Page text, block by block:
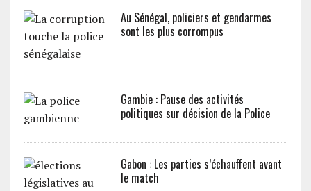
Au Sénégal, policiers et gendarmes
sont les plus corrompus
Gambie : Pause des activités
politiques sur décision de la Police
Gabon : Les parties s’échauffent avant
le match